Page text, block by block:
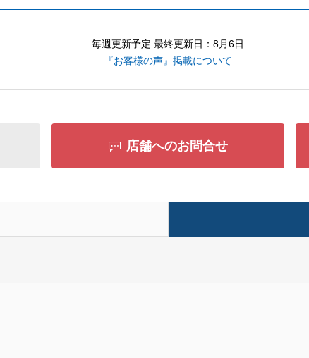
毎週更新予定 最終更新日：8月6日
『お客様の声』掲載について
店舗へのお問合せ